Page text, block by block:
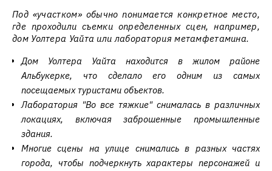
Под «участком» обычно понимается конкретное место,
где проходили съемки определенных сцен, например,
дом Уолтера Уайта или лаборатория метамфетамина.
Дом Уолтера Уайта находится в жилом районе
Альбукерке, что сделало его одним из самых
посещаемых туристами объектов.
Лаборатория "Во все тяжкие" снималась в различных
локациях, включая заброшенные промышленные
здания.
Многие сцены на улице снимались в разных частях
города, чтобы подчеркнуть характеры персонажей и